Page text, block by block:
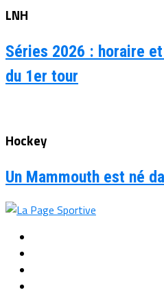
LNH
Séries 2026 : horaire
du 1er tour
Hockey
Un Mammouth est né